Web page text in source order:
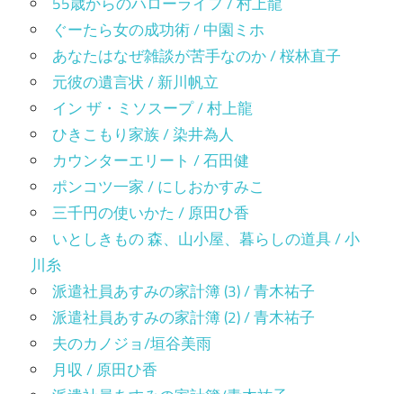
ぐーたら女の成功術 / 中園ミホ
あなたはなぜ雑談が苦手なのか / 桜林直子
元彼の遺言状 / 新川帆立
イン ザ・ミソスープ / 村上龍
ひきこもり家族 / 染井為人
カウンターエリート / 石田健
ポンコツ一家 / にしおかすみこ
三千円の使いかた / 原田ひ香
いとしきもの 森、山小屋、暮らしの道具 / 小
川糸
派遣社員あすみの家計簿 (3) / 青木祐子
派遣社員あすみの家計簿 (2) / 青木祐子
夫のカノジョ/垣谷美雨
月収 / 原田ひ香